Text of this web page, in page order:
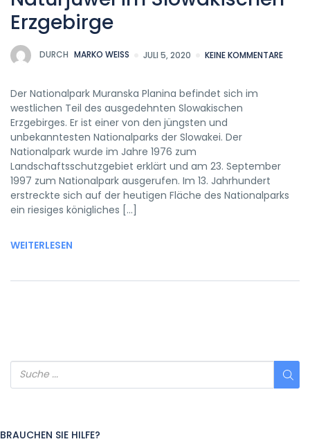
Erzgebirge
DURCH MARKO WEISS JULI 5, 2020 KEINE KOMMENTARE
Der Nationalpark Muranska Planina befindet sich im
westlichen Teil des ausgedehnten Slowakischen
Erzgebirges. Er ist einer von den jüngsten und
unbekanntesten Nationalparks der Slowakei. Der
Nationalpark wurde im Jahre 1976 zum
Landschaftsschutzgebiet erklärt und am 23. September
1997 zum Nationalpark ausgerufen. Im 13. Jahrhundert
erstreckte sich auf der heutigen Fläche des Nationalparks
ein riesiges königliches […]
WEITERLESEN
BRAUCHEN SIE HILFE?